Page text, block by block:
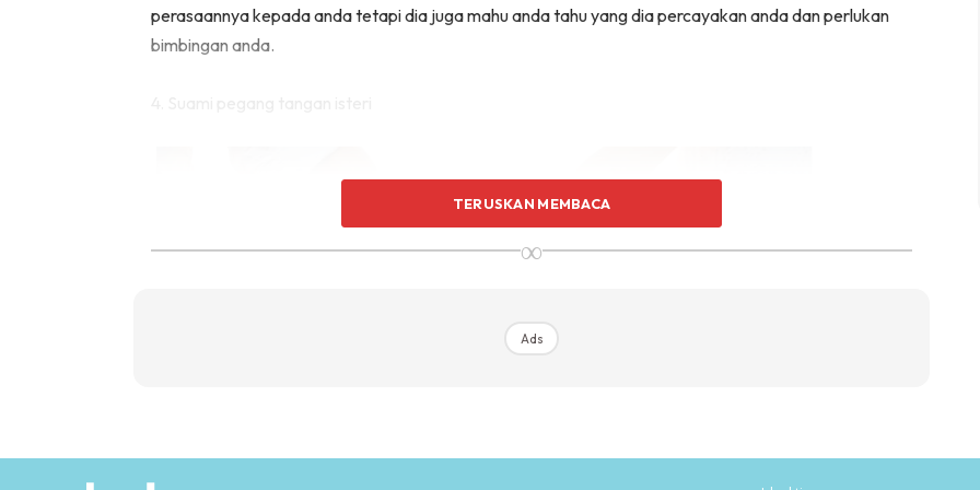
perasaannya kepada anda tetapi dia juga mahu anda tahu yang dia percayakan anda dan perlukan
bimbingan anda.
TERUSKAN MEMBACA
∞
Ads